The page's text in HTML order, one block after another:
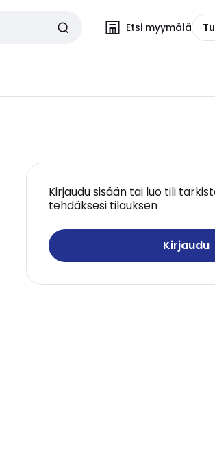
Etsi myymälä
Kirjaudu sisään tai luo tili
tehdäksesi tilauksen
Kirjaudu